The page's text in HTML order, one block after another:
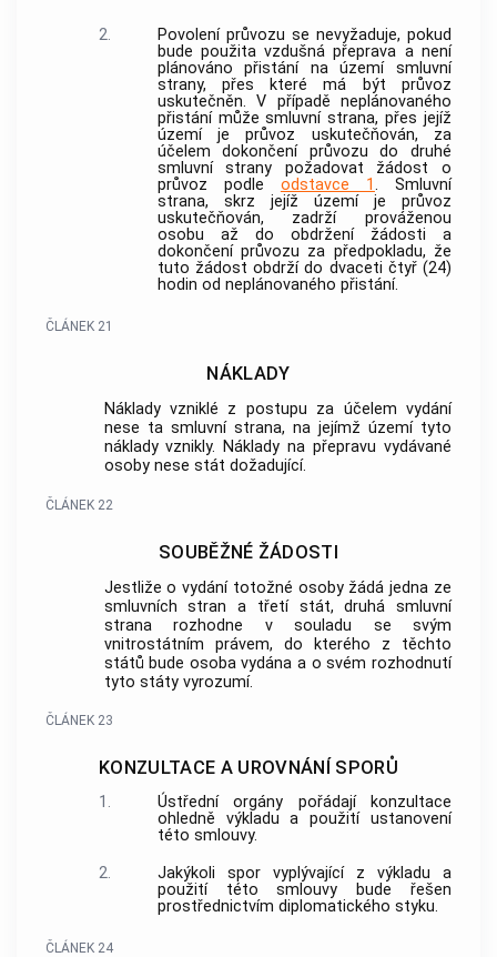
2.
Povolení průvozu se nevyžaduje, pokud
bude použita vzdušná přeprava a není
plánováno přistání na území smluvní
strany, přes které má být průvoz
uskutečněn. V případě neplánovaného
přistání může smluvní strana, přes jejíž
území je průvoz uskutečňován, za
účelem dokončení průvozu do druhé
smluvní strany požadovat žádost o
průvoz podle odstavce 1. Smluvní
strana, skrz jejíž území je průvoz
uskutečňován, zadrží prováženou
osobu až do obdržení žádosti a
dokončení průvozu za předpokladu, že
tuto žádost obdrží do dvaceti čtyř (24)
hodin od neplánovaného přistání.
ČLÁNEK 21
NÁKLADY
Náklady vzniklé z postupu za účelem vydání
nese ta smluvní strana, na jejímž území tyto
náklady vznikly. Náklady na přepravu vydávané
osoby nese stát dožadující.
ČLÁNEK 22
SOUBĚŽNÉ ŽÁDOSTI
Jestliže o vydání totožné osoby žádá jedna ze
smluvních stran a třetí stát, druhá smluvní
strana rozhodne v souladu se svým
vnitrostátním právem, do kterého z těchto
států bude osoba vydána a o svém rozhodnutí
tyto státy vyrozumí.
ČLÁNEK 23
KONZULTACE A UROVNÁNÍ SPORŮ
1.
Ústřední orgány pořádají konzultace
ohledně výkladu a použití ustanovení
této smlouvy.
2.
Jakýkoli spor vyplývající z výkladu a
použití této smlouvy bude řešen
prostřednictvím diplomatického styku.
ČLÁNEK 24